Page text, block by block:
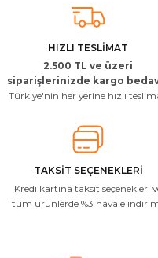
herkese tavsiye ederim
Uygun kaliteli
T... Ç... | 15/01/2026
Resimde gördüğünüz bire bir
M... A... | 03/10/2025
İlgili hızlı ve sağlam kargo
HIZLI TESLİMAT
2.500 TL ve üzeri
siparişlerinizde kargo
Türkiye'nin her yerine hızlı
TAKSİT SEÇENEKLERİ
Kredi kartına taksit seçenekleri
tüm ürünlerde %3 havale